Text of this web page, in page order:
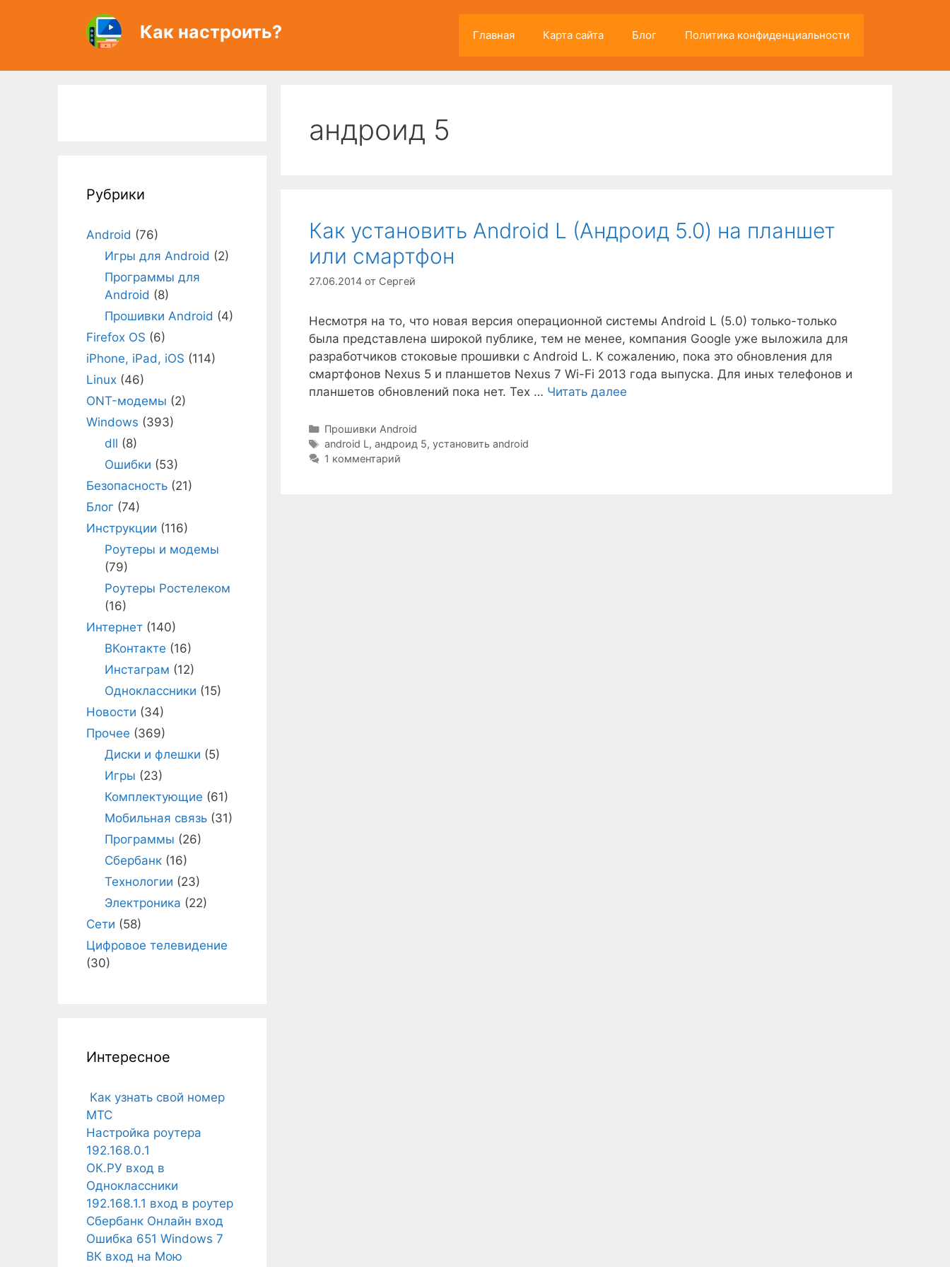
Как настроить? Главная Карта сайта Блог Политика конфиденциальности
андроид 5
Как установить Android L (Андроид 5.0) на планшет
или смартфон
27.06.2014 от Сергей
Несмотря на то, что новая версия операционной системы Android L (5.0) только-только
была представлена широкой публике, тем не менее, компания Google уже выложила для
разработчиков стоковые прошивки с Android L. К сожалению, пока это обновления для
смартфонов Nexus 5 и планшетов Nexus 7 Wi-Fi 2013 года выпуска. Для иных телефонов и
планшетов обновлений пока нет. Тех … Читать далее
Рубрики
Прошивки Android
Метки
android L , андроид 5, установить android
1 комментарий
Рубрики
Android (76)
Игры для Android (2)
Программы для
Android (8)
Прошивки Android (4)
Firefox OS (6)
iPhone, iPad, iOS (114)
Linux (46)
ONT-модемы (2)
Windows (393)
dll (8)
Ошибки (53)
Безопасность (21)
Блог (74)
Инструкции (116)
Роутеры и модемы
(79)
Роутеры Ростелеком
(16)
Интернет (140)
ВКонтакте (16)
Инстаграм (12)
Одноклассники (15)
Новости (34)
Прочее (369)
Диски и флешки (5)
Игры (23)
Комплектующие (61)
Мобильная связь(31)
Программы (26)
Сбербанк(16)
Технологии (23)
Электроника (22)
Сети (58)
Цифровое телевидение
(30)
Интересное
Как узнать свой номер
МТС
Настройка роутера
192.168.0.1
ОК.РУ вход в
Одноклассники
192.168.1.1 вход в роутер
Сбербанк Онлайн вход
Ошибка 651 Windows 7
ВК вход на Мою